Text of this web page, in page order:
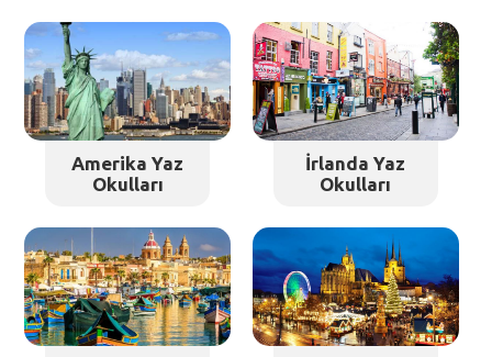
Amerika Yaz
Okulları
İrlanda Yaz
Okulları